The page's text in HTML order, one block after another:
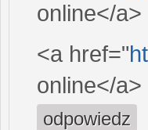
online</a>
<a href="
online</a>
odpowiedz